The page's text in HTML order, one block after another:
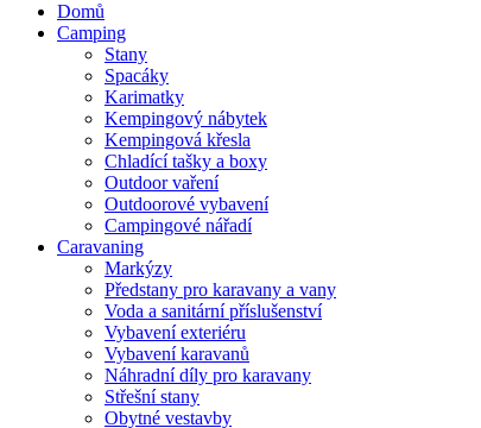
Domů
Camping
Stany
Spacáky
Karimatky
Kempingový nábytek
Kempingová křesla
Chladící tašky a boxy
Outdoor vaření
Outdoorové vybavení
Campingové nářadí
Caravaning
Markýzy
Předstany pro karavany a vany
Voda a sanitární příslušenství
Vybavení exteriéru
Vybavení karavanů
Náhradní díly pro karavany
Střešní stany
Obytné vestavby